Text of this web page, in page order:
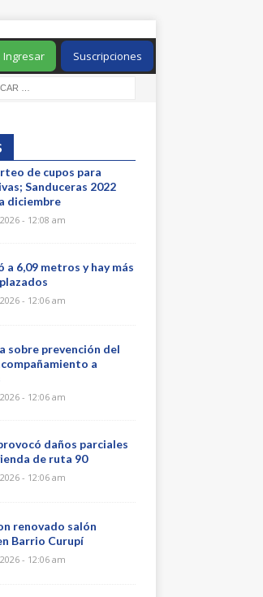
Suscripciones
Ingresar
de cupos para
Sanduceras 2022
diciembre
- 12:08 am
a 6,09 metros y hay más
- 12:06 am
sobre prevención del
a
- 12:06 am
daños parciales
de ruta 90
- 12:06 am
renovado salón
Barrio Curupí
- 12:06 am